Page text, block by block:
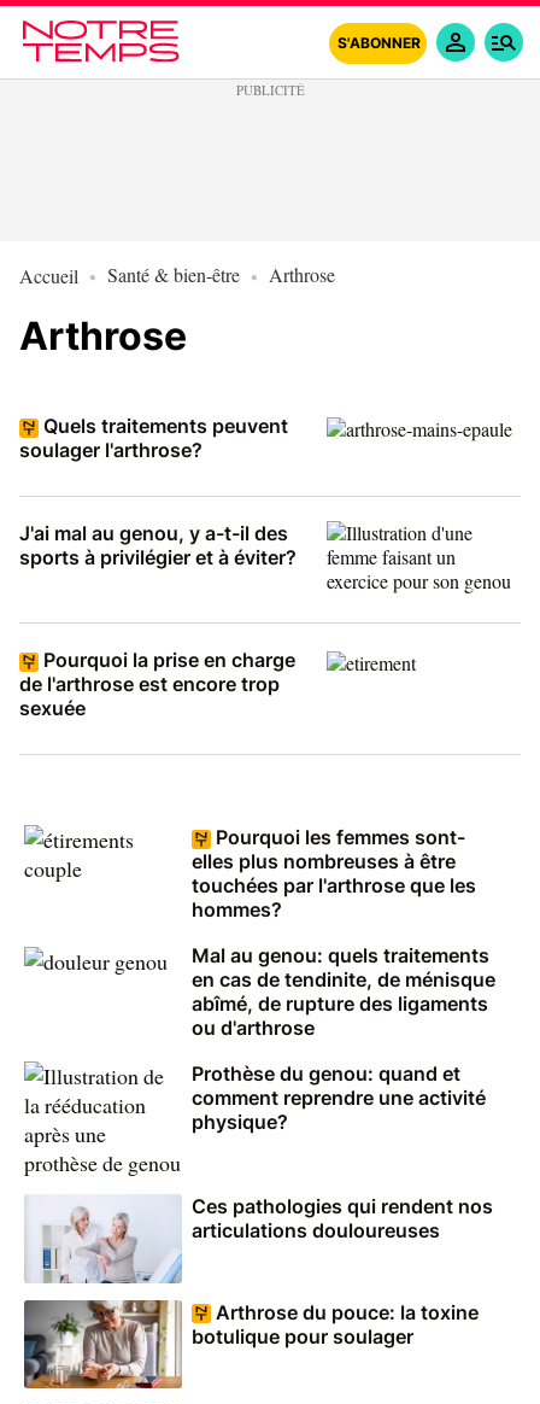
S'ABONNER
Accueil Santé & bien-être Arthrose
Arthrose
Quels traitements peuvent
soulager l'arthrose?
J'ai mal au genou, y a-t-il des
sports à privilégier et à éviter?
Pourquoi la prise en charge
de l'arthrose est encore trop
sexuée
Pourquoi les femmes sont-
elles plus nombreuses à être
touchées par l'arthrose que les
hommes?
Mal au genou: quels traitements
en cas de tendinite, de ménisque
abîmé, de rupture des ligaments
ou d'arthrose
Prothèse du genou: quand et
comment reprendre une activité
physique?
Ces pathologies qui rendent nos
articulations douloureuses
Arthrose du pouce: la toxine
botulique pour soulager